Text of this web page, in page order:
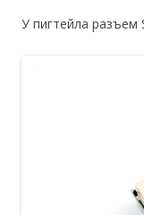
У пигтейла разъем